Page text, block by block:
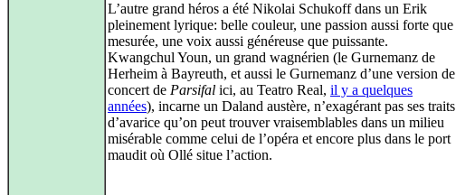
L’autre grand héros a été Nikolai Schukoff dans un Erik
pleinement lyrique: belle couleur, une passion aussi forte que
mesurée, une voix aussi généreuse que puissante.
Kwangchul Youn, un grand wagnérien (le Gurnemanz de
Herheim à Bayreuth, et aussi le Gurnemanz d’une version de
concert de Parsifal ici, au Teatro Real, il y a quelques
années), incarne un Daland austère, n’exagérant pas ses traits
d’avarice qu’on peut trouver vraisemblables dans un milieu
misérable comme celui de l’opéra et encore plus dans le port
maudit où Ollé situe l’action.